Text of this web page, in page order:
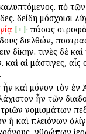
ἀπὸ
δείδη μόσχοισι
[+]· πάσας
διελθών,
δίκην. τινὲς δὲ
καὶ αἱ μάστιγες, αἷς
καὶ μόνον τὸν ἐν
ἦν τῶν
νομισμάτων
ἢ καὶ πλειόνων